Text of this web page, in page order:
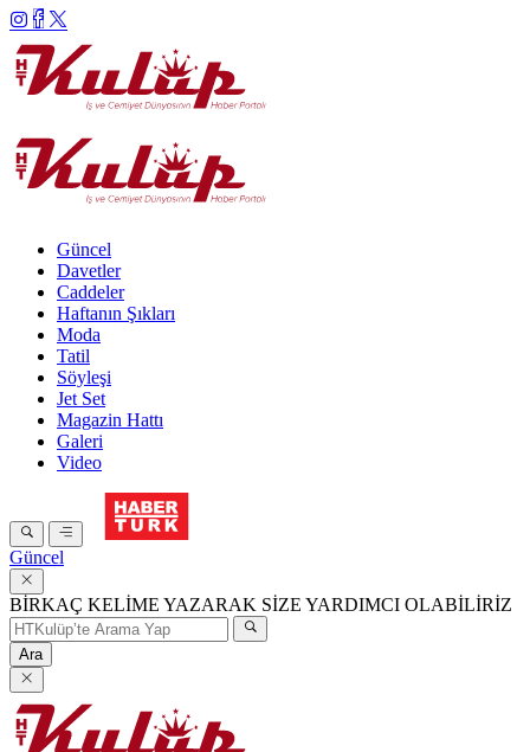
Güncel
Davetler
Caddeler
Haftanın Şıkları
Moda
Tatil
Söyleşi
Jet Set
Magazin Hattı
Galeri
Video
Güncel
BİRKAÇ KELİME YAZARAK SİZE YARDIMCI OLABİLİRİZ
Ara